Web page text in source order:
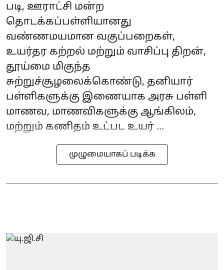
படி, ஊராட்சி மன்ற
தொடக்கப்பள்ளியானது
வண்ணமயமான வகுப்பறைகள்,
உயர்தர கற்றல் மற்றும் வாசிப்பு திறன்,
தூய்மை மிகுந்த
சுற்றுச்சூழலைக்கொண்டு, தனியார்
பள்ளிகளுக்கு இணையாக அரசு பள்ளி
மாணவ, மாணவிகளுக்கு ஆங்கிலம்,
மற்றும் கணிதம் உட்பட உயர் ...
முழுமையாகப் படிக்க